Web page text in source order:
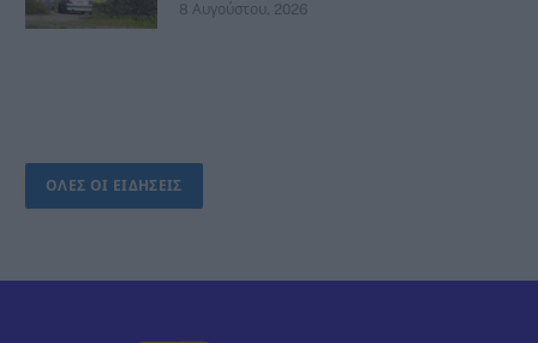
8 Αυγούστου, 2026
ΟΛΕΣ ΟΙ ΕΙΔΗΣΕΙΣ